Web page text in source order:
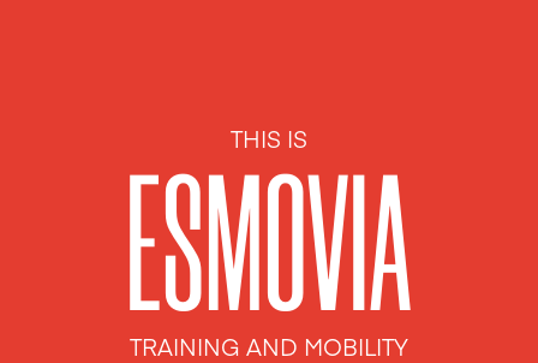
THIS IS
ESMOVIA
TRAINING AND MOBILITY